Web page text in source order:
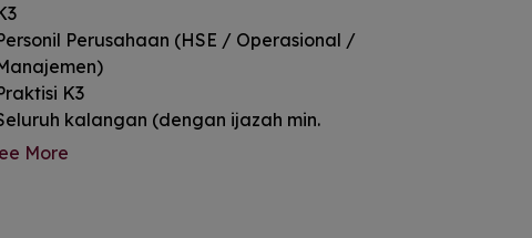
Perusahaan (HSE / Operasional /
K3
kalangan (dengan ijazah min.
S1)
More